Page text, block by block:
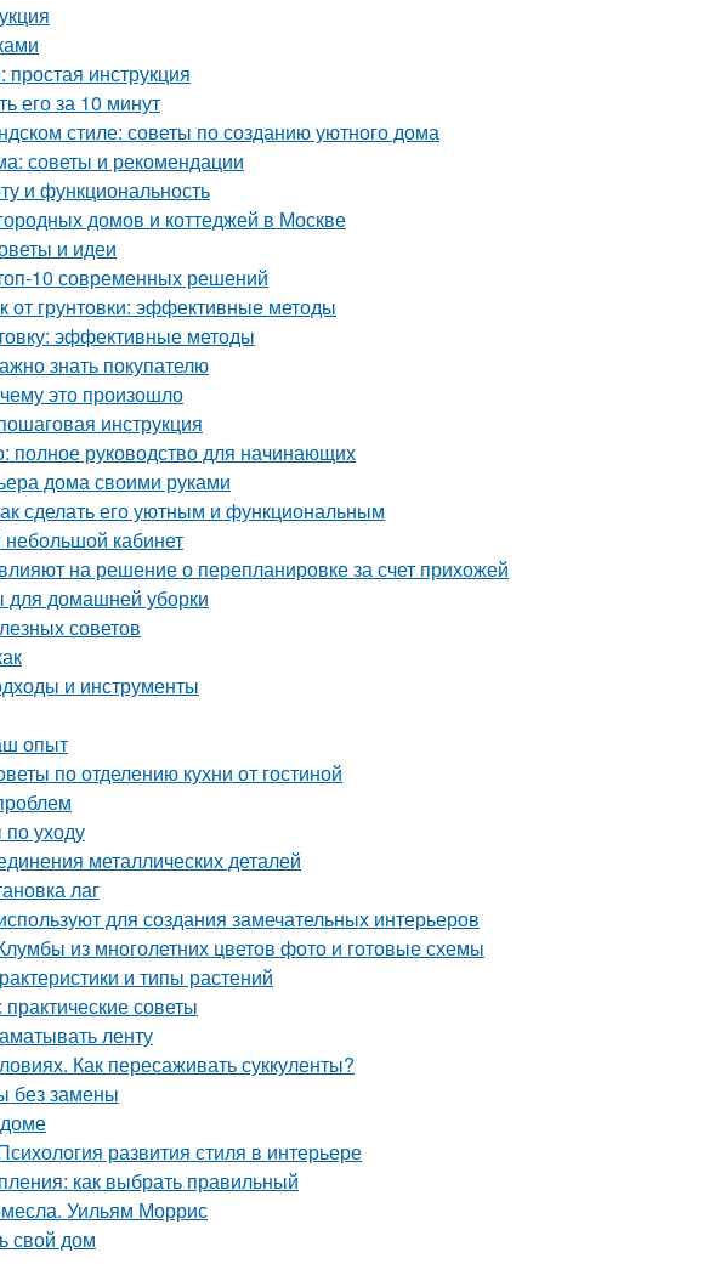
простая инструкция
его за 10 минут
стиле: советы по созданию уютного дома
советы и рекомендации
и функциональность
домов и коттеджей в Москве
и идеи
10 современных решений
от грунтовки: эффективные методы
эффективные методы
знать покупателю
это произошло
инструкция
полное руководство для начинающих
дома своими руками
сделать его уютным и функциональным
кабинет
на решение о перепланировке за счет прихожей
для домашней уборки
советов
и инструменты
опыт
по отделению кухни от гостиной
уходу
металлических деталей
лаг
для создания замечательных интерьеров
из многолетних цветов фото и готовые схемы
и типы растений
советы
ленту
Как пересаживать суккуленты?
без замены
развития стиля в интерьере
как выбрать правильный
Уильям Моррис
свой дом